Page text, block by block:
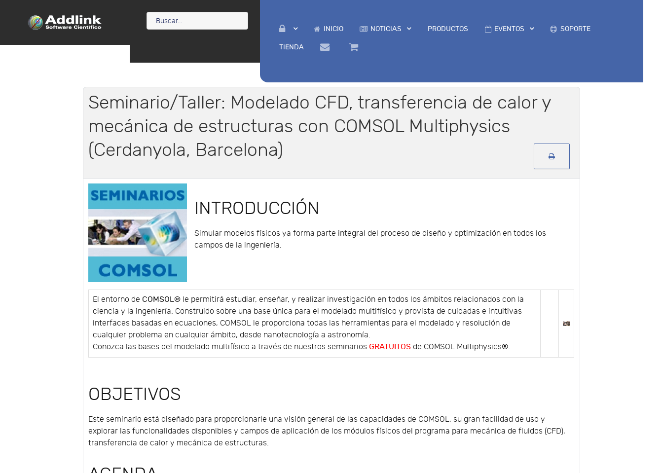
INICIO NOTICIAS PRODUCTOS EVENTOS SOPORTE
TIENDA
Seminario/Taller: Modelado CFD, transferencia de calor y
mecánica de estructuras con COMSOL Multiphysics
(Cerdanyola, Barcelona)
INTRODUCCIÓN
Simular modelos físicos ya forma parte integral del proceso de diseño y optimización en todos los
campos de la ingeniería.
El entorno de COMSOL® le permitirá estudiar, enseñar, y realizar investigación en todos los ámbitos relacionados con la
ciencia y la ingeniería. Construido sobre una base única para el modelado multifísico y provista de cuidadas e intuitivas
interfaces basadas en ecuaciones, COMSOL le proporciona todas las herramientas para el modelado y resolución de
cualquier problema en cualquier ámbito, desde nanotecnología a astronomía.
Conozca las bases del modelado multifísico a través de nuestros seminarios GRATUITOS de COMSOL Multiphysics®.
OBJETIVOS
Este seminario está diseñado para proporcionarle una visión general de las capacidades de COMSOL, su gran facilidad de uso y
explorar las funcionalidades disponibles y campos de aplicación de los módulos físicos del programa para mecánica de fluidos (CFD),
transferencia de calor y mecánica de estructuras.